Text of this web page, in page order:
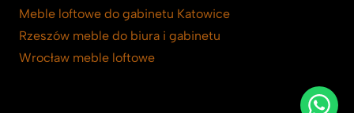
Meble loftowe do gabinetu Katowice
Rzeszów meble do biura i gabinetu
Wrocław meble loftowe